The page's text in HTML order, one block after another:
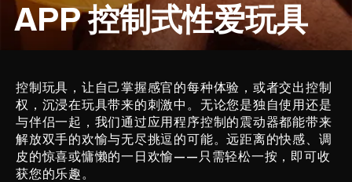
APP 控制式性爱玩具
描
述
控制玩具，让自己掌握感官的每种体验，或者交出控制
权，沉浸在玩具带来的刺激中。无论您是独自使用还是
与伴侣一起，我们通过应用程序控制的震动器都能带来
解放双手的欢愉与无尽挑逗的可能。远距离的快感、调
皮的惊喜或慵懒的一日欢愉——只需轻松一按，即可收
获您的乐趣。